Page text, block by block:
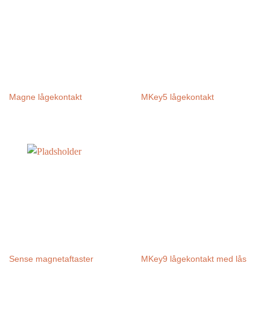
Magne lågekontakt MKey5 lågekontakt
Sense magnetaftaster MKey9 lågekontakt med lås